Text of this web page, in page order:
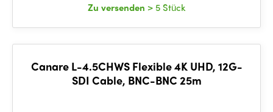
Zu versenden > 5 Stück
Canare L-4.5CHWS Flexible 4K UHD, 12G-
SDI Cable, BNC-BNC 25m